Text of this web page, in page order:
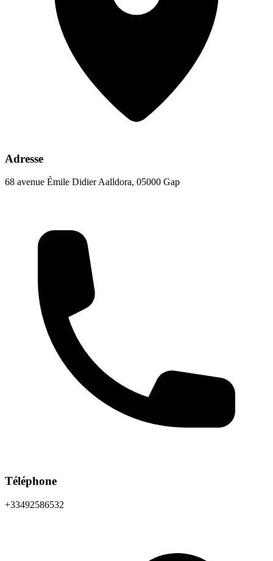
Adresse
68 avenue Émile Didier Aalldora, 05000 Gap
Téléphone
+33492586532